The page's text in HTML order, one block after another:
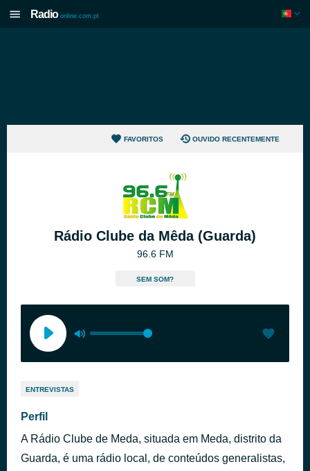
Radio online.com.pt
FAVORITOS OUVIDO RECENTEMENTE
Rádio Clube da Mêda (Guarda)
96.6 FM
SEM SOM?
ENTREVISTAS
Perfil
A Rádio Clube de Meda, situada em Meda, distrito da
Guarda, é uma rádio local, de conteúdos generalistas,